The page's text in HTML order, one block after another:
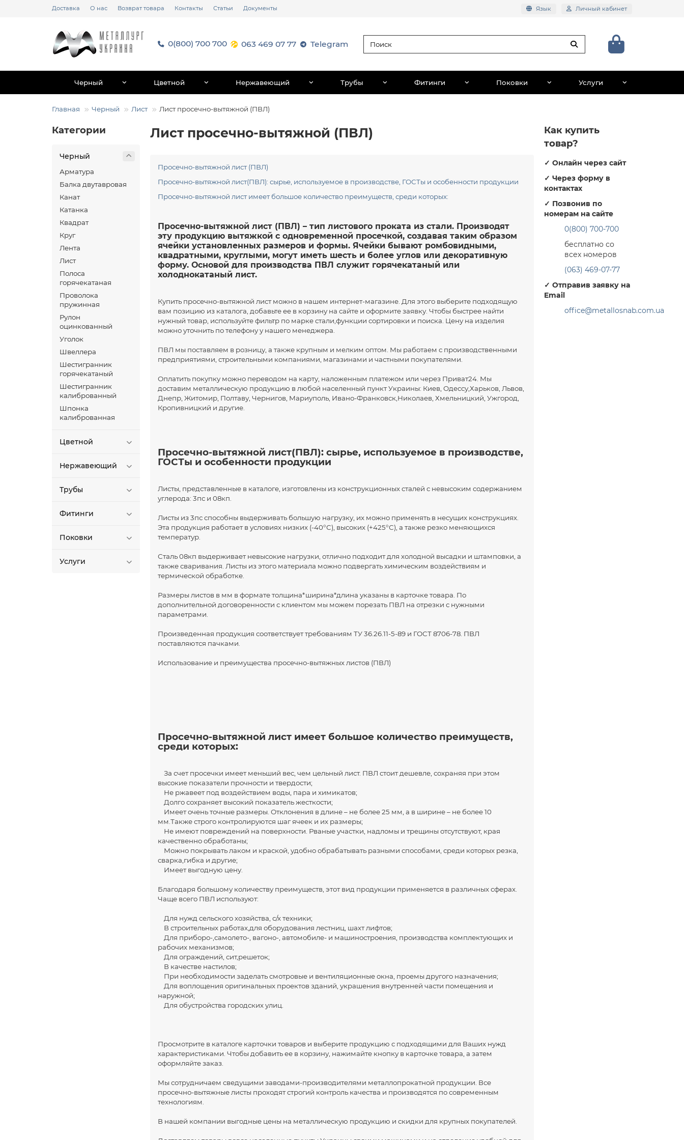
Доставка О нас Возврат товара Контакты Статьи Документы Язык Личный кабинет
0(800) 700 700 063 469 07 77 Telegram
Черный Цветной Нержавеющий Трубы Фитинги Поковки Услуги
Главная Черный Лист Лист просечно-вытяжной (ПВЛ)
Категории
Черный
Арматура
Балка двутавровая
Канат
Катанка
Квадрат
Круг
Лента
Лист
Полоса
горячекатаная
Проволока
пружинная
Рулон
оцинкованный
Уголок
Швеллера
Шестигранник
горячекатаный
Шестигранник
калиброванный
Шпонка
калиброванная
Цветной
Нержавеющий
Трубы
Фитинги
Поковки
Услуги
Лист просечно-вытяжной (ПВЛ)
Просечно-вытяжной лист (ПВЛ)
Просечно-вытяжной лист(ПВЛ): сырье, используемое в производстве, ГОСТы и особенности продукции
Просечно-вытяжной лист имеет большое количество преимуществ, среди которых:
Просечно-вытяжной лист (ПВЛ) – тип листового проката из стали. Производят
эту продукцию вытяжкой с одновременной просечкой, создавая таким образом
ячейки установленных размеров и формы. Ячейки бывают ромбовидными,
квадратными, круглыми, могут иметь шесть и более углов или декоративную
форму. Основой для производства ПВЛ служит горячекатаный или
холоднокатаный лист.
Купить просечно-вытяжной лист можно в нашем интернет-магазине. Для этого выберите подходящую
вам позицию из каталога, добавьте ее в корзину на сайте и оформите заявку. Чтобы быстрее найти
нужный товар, используйте фильтр по марке стали,функции сортировки и поиска. Цену на изделия
можно уточнить по телефону у нашего менеджера.
ПВЛ мы поставляем в розницу, а также крупным и мелким оптом. Мы работаем с производственными
предприятиями, строительными компаниями, магазинами и частными покупателями.
Оплатить покупку можно переводом на карту, наложенным платежом или через Приват24. Мы
доставим металлическую продукцию в любой населенный пункт Украины: Киев, Одессу,Харьков, Львов,
Днепр, Житомир, Полтаву, Чернигов, Мариуполь, Ивано-Франковск,Николаев, Хмельницкий, Ужгород,
Кропивницкий и другие.
Просечно-вытяжной лист(ПВЛ): сырье, используемое в производстве,
ГОСТы и особенности продукции
Листы, представленные в каталоге, изготовлены из конструкционных сталей с невысоким содержанием
углерода: 3пс и 08кп.
Листы из 3пс способны выдерживать большую нагрузку, их можно применять в несущих конструкциях.
Эта продукция работает в условиях низких (-40°С), высоких (+425°С), а также резко меняющихся
температур.
Сталь 08кп выдерживает невысокие нагрузки, отлично подходит для холодной высадки и штамповки, а
также сваривания. Листы из этого материала можно подвергать химическим воздействиям и
термической обработке.
Размеры листов в мм в формате толщина*ширина*длина указаны в карточке товара. По
дополнительной договоренности с клиентом мы можем порезать ПВЛ на отрезки с нужными
параметрами.
Произведенная продукция соответствует требованиям ТУ 36.26.11-5-89 и ГОСТ 8706-78. ПВЛ
поставляются пачками.
Использование и преимущества просечно-вытяжных листов (ПВЛ)
Просечно-вытяжной лист имеет большое количество преимуществ,
среди которых:
За счет просечки имеет меньший вес, чем цельный лист. ПВЛ стоит дешевле, сохраняя при этом
высокие показатели прочности и твердости;
Не ржавеет под воздействием воды, пара и химикатов;
Долго сохраняет высокий показатель жесткости;
Имеет очень точные размеры. Отклонения в длине – не более 25 мм, а в ширине – не более 10
мм.Также строго контролируются шаг ячеек и их размеры;
Не имеют повреждений на поверхности. Рваные участки, надломы и трещины отсутствуют, края
качественно обработаны;
Можно покрывать лаком и краской, удобно обрабатывать разными способами, среди которых резка,
сварка,гибка и другие;
Имеет выгодную цену.
Благодаря большому количеству преимуществ, этот вид продукции применяется в различных сферах.
Чаще всего ПВЛ используют:
Для нужд сельского хозяйства, с/х техники;
В строительных работах,для оборудования лестниц, шахт лифтов;
Для приборо-,самолето-, вагоно-, автомобиле- и машиностроения, производства комплектующих и
рабочих механизмов;
Для ограждений, сит,решеток;
В качестве настилов;
При необходимости заделать смотровые и вентиляционные окна, проемы другого назначения;
Для воплощения оригинальных проектов зданий, украшения внутренней части помещения и
наружной;
Для обустройства городских улиц.
Просмотрите в каталоге карточки товаров и выберите продукцию с подходящими для Ваших нужд
характеристиками. Чтобы добавить ее в корзину, нажимайте кнопку в карточке товара, а затем
оформляйте заказ.
Мы сотрудничаем сведущими заводами-производителями металлопрокатной продукции. Все
просечно-вытяжные листы проходят строгий контроль качества и производятся по современным
технологиям.
В нашей компании выгодные цены на металлическую продукцию и скидки для крупных покупателей.
Как купить
товар?
✓ Онлайн через сайт
✓ Через форму в
контактах
✓ Позвонив по
номерам на сайте
0(800) 700-700
бесплатно со
всех номеров
(063) 469-07-77
✓ Отправив заявку на
Email
office@metallosnab.com.ua